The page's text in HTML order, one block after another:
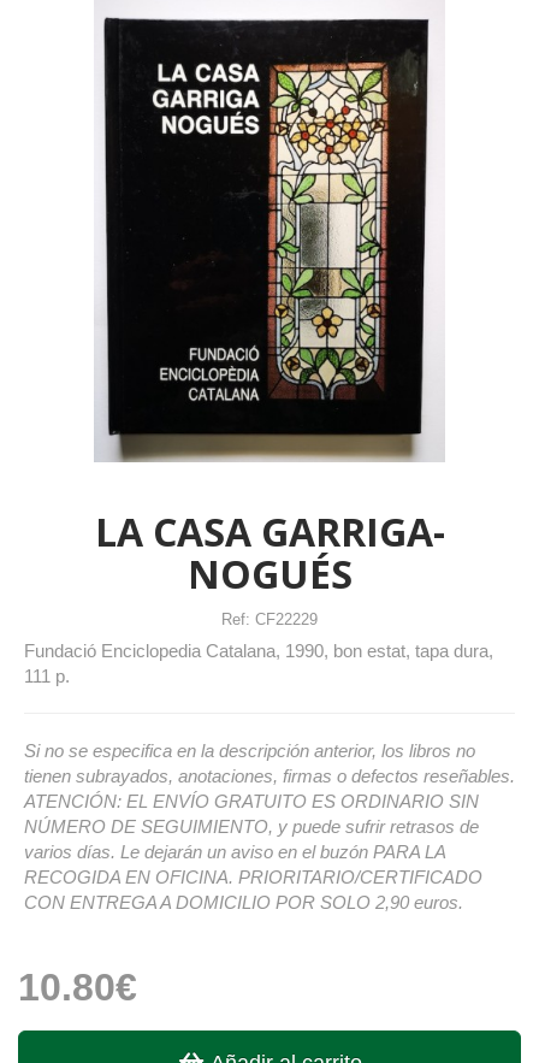
LA CASA GARRIGA-
NOGUÉS
Ref: CF22229
Fundació Enciclopedia Catalana, 1990, bon estat, tapa dura,
111 p.
Si no se especifica en la descripción anterior, los libros no
tienen subrayados, anotaciones, firmas o defectos reseñables.
ATENCIÓN: EL ENVÍO GRATUITO ES ORDINARIO SIN
NÚMERO DE SEGUIMIENTO, y puede sufrir retrasos de
varios días. Le dejarán un aviso en el buzón PARA LA
RECOGIDA EN OFICINA. PRIORITARIO/CERTIFICADO
CON ENTREGA A DOMICILIO POR SOLO 2,90 euros.
10.80€